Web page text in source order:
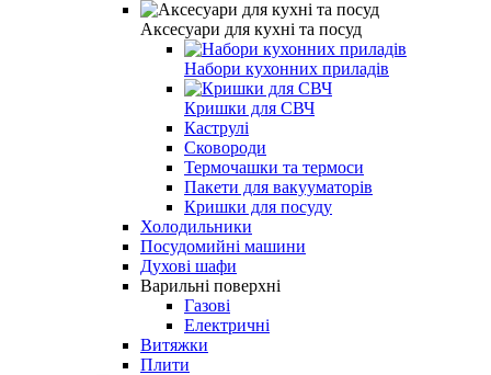
Аксесуари для кухні та посуд
Набори кухонних приладів
Кришки для СВЧ
Каструлі
Сковороди
Термочашки та термоси
Пакети для вакууматорів
Кришки для посуду
Холодильники
Посудомийні машини
Духові шафи
Варильні поверхні
Газові
Електричні
Витяжки
Плити